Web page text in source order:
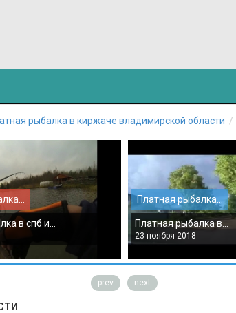
рыбалка в киржаче владимирской области
в спб и...
Платная рыбалка...
Платная рыбалка в...
23 ноября 2018
prev next